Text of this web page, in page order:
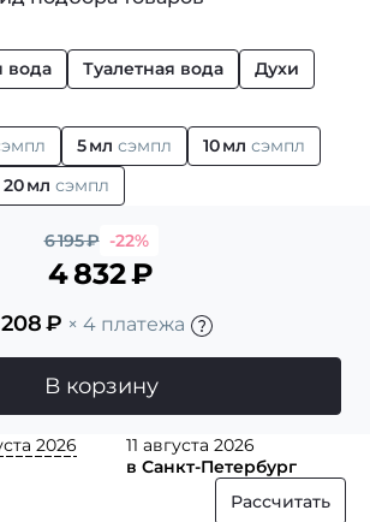
вода Туалетная вода Духи
5 мл сэмпл 10 мл сэмпл
20 мл сэмпл
6 195₽ -22%
4 832₽
208₽ × 4 платежа
В корзину
2026
11 августа 2026
в Санкт-Петербург
Рассчитать